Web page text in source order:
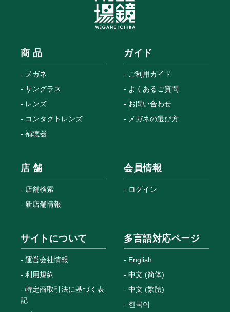
商 品
メガネ
サングラス
レンズ
コンタクトレンズ
補聴器
ガイド
ご利用ガイド
よくあるご質問
お問い合わせ
メガネの選び方
店 舗
店舗検索
新店舗情報
会員情報
ログイン
サイトについて
運営会社情報
利用規約
特定商取引法に基づく表
記
多言語対応ページ
English
中文 (简体)
中文 (繁體)
한국어